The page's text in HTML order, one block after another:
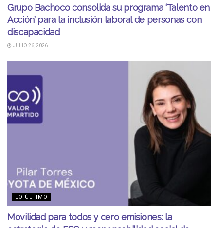
Grupo Bachoco consolida su programa ‘Talento en
Acción’ para la inclusión laboral de personas con
discapacidad
JULIO 26, 2026
LO ÚLTIMO
Movilidad para todos y cero emisiones: la